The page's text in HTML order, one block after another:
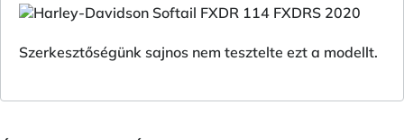
Szerkesztőségünk sajnos nem tesztelte ezt a modellt.